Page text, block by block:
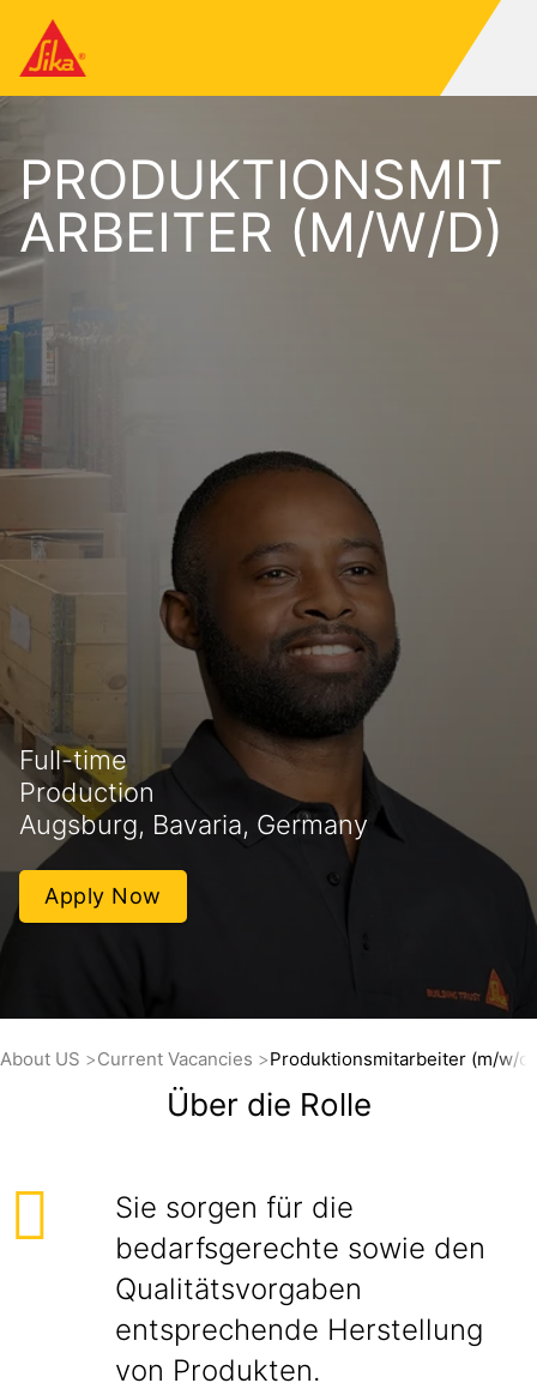
PRODUKTIONSMIT
ARBEITER (M/W/D)
Full-time
Production
Augsburg, Bavaria, Germany
Apply Now
About US Current Vacancies Produktionsmitarbeiter (m/w/d)
Über die Rolle
Sie sorgen für die
bedarfsgerechte sowie den
Qualitätsvorgaben
entsprechende Herstellung
von Produkten.